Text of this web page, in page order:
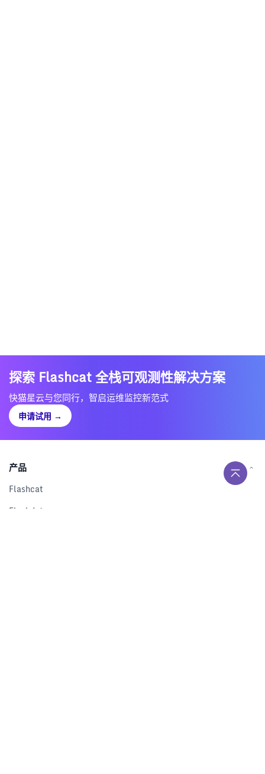
探索 Flashcat 全栈可观测性解决方案
快猫星云与您同行，智启运维监控新范式
申请试用 →
产品
Flashcat
Flashduty